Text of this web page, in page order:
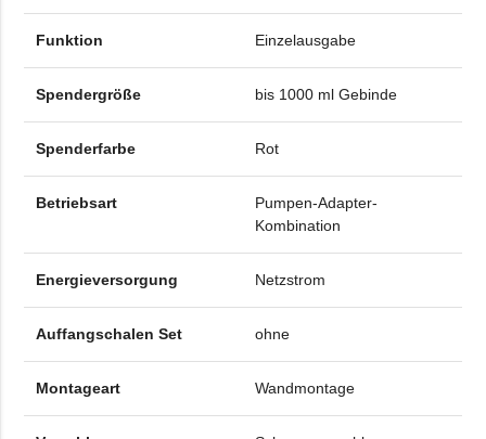
Funktion Einzelausgabe
Spendergröße bis 1000 ml Gebinde
Spenderfarbe Rot
Betriebsart
Pumpen-Adapter-
Kombination
Energieversorgung Netzstrom
Auffangschalen Set ohne
Montageart Wandmontage